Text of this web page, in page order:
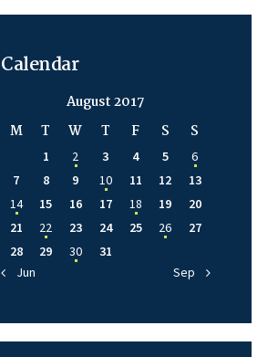
Calendar
August 2017
M
T W T F S S
1 2 3 4 5
6
7
8 9 10 11 12
13
14
15 16 17 18 19
20
21
22 23 24 25 26
27
28
29 30
31
« Jun
Sep »